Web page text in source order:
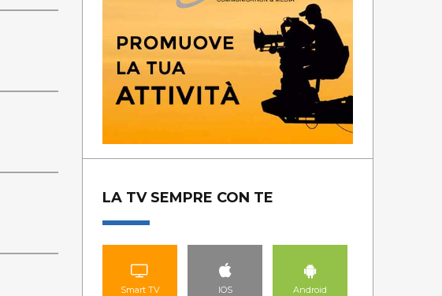
LA TV SEMPRE CON TE
Smart TV IOS Android